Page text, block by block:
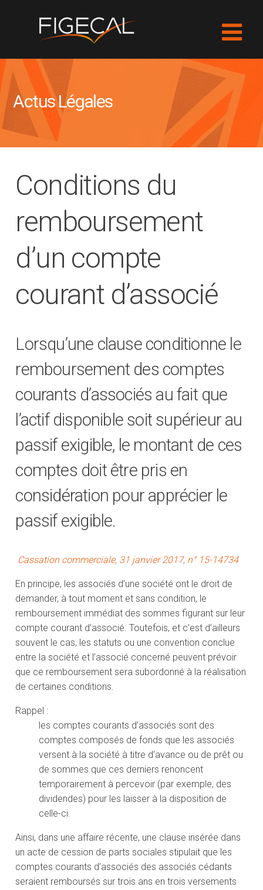
Actus Légales
Conditions du
remboursement
d’un compte
courant d’associé
Lorsqu’une clause conditionne le
remboursement des comptes
courants d’associés au fait que
l’actif disponible soit supérieur au
passif exigible, le montant de ces
comptes doit être pris en
considération pour apprécier le
passif exigible.
Cassation commerciale, 31 janvier 2017, n° 15-14734
En principe, les associés d’une société ont le droit de
demander, à tout moment et sans condition, le
remboursement immédiat des sommes figurant sur leur
compte courant d’associé. Toutefois, et c’est d’ailleurs
souvent le cas, les statuts ou une convention conclue
entre la société et l’associé concerné peuvent prévoir
que ce remboursement sera subordonné à la réalisation
de certaines conditions.
Rappel :
les comptes courants d’associés sont des
comptes composés de fonds que les associés
versent à la société à titre d’avance ou de prêt ou
de sommes que ces derniers renoncent
temporairement à percevoir (par exemple, des
dividendes) pour les laisser à la disposition de
celle-ci.
Ainsi, dans une affaire récente, une clause insérée dans
un acte de cession de parts sociales stipulait que les
comptes courants d’associés des associés cédants
seraient remboursés sur trois ans en trois versements